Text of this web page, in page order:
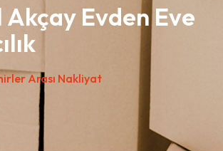
Evden Eve
Arası Nakliyat